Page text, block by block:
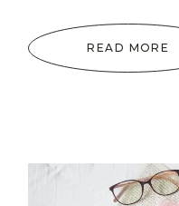
READ MORE